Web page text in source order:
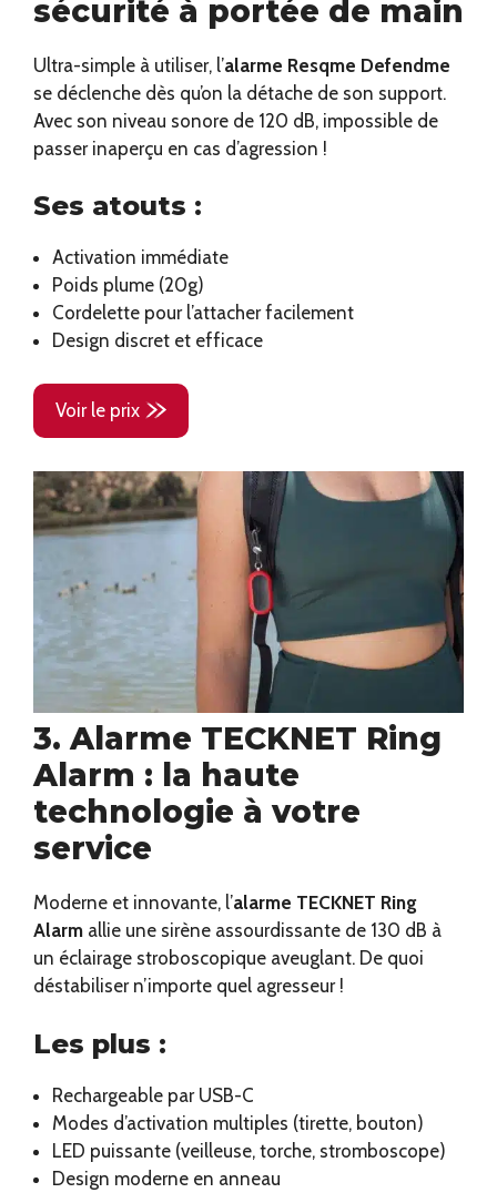
sécurité à portée de main
Ultra-simple à utiliser, l’alarme Resqme Defendme
se déclenche dès qu’on la détache de son support.
Avec son niveau sonore de 120 dB, impossible de
passer inaperçu en cas d’agression !
Ses atouts :
Activation immédiate
Poids plume (20g)
Cordelette pour l’attacher facilement
Design discret et efficace
Voir le prix
3. Alarme TECKNET Ring
Alarm : la haute
technologie à votre
service
Moderne et innovante, l’alarme TECKNET Ring
Alarm allie une sirène assourdissante de 130 dB à
un éclairage stroboscopique aveuglant. De quoi
déstabiliser n’importe quel agresseur !
Les plus :
Rechargeable par USB-C
Modes d’activation multiples (tirette, bouton)
LED puissante (veilleuse, torche, stromboscope)
Design moderne en anneau